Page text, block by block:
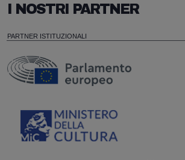
I NOSTRI PARTNER
PARTNER ISTITUZIONALI